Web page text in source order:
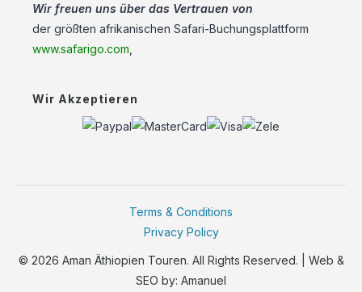
Wir freuen uns über das Vertrauen von
der größten afrikanischen Safari-Buchungsplattform
www.safarigo.com
Wir Akzeptieren
© 2026 Aman Äthiopien Touren. All Rights Reserved. | Web &
SEO by: Amanuel
Terms & Conditions
Privacy Policy